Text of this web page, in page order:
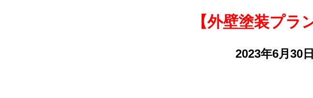
【外壁塗装プラ
2023年6月30